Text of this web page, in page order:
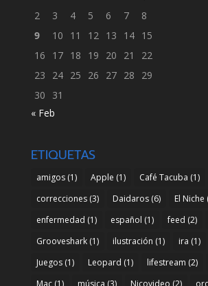
2
3 4 5 6 7
8
9
10 11 12 13 14 15
16
17 18 19 20 21
22
23
24 25 26 27 28
29
30
31
« Feb
ETIQUETAS
amigos(1) Apple (1) Café Tacuba (1)
correcciones(3) Daidaros(6) El Niche
enfermedad (1) español (1) feed (2)
Grooveshark(1) ilustración (1) ira (1)
Juegos(1) Leopard (1) lifestream (2)